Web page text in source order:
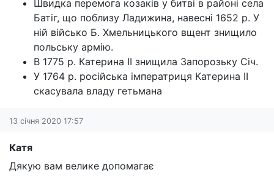
Швидка перемога козаків у битві в районі села
Батіг, що поблизу Ладижина, навесні 1652 р. У
ній військо Б. Хмельницького вщент знищило
польську армію.
В 1775 р. Катерина II знищила Запорозьку Січ.
У 1764 р. російська імператриця Катерина II
скасувала владу гетьмана
13 січня 2020 17:57
Катя
Дякую вам велике допомагає